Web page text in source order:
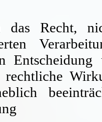
das Recht,
rechtliche